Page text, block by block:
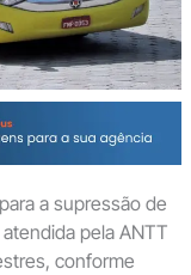
a supressão de
pela ANTT
conforme